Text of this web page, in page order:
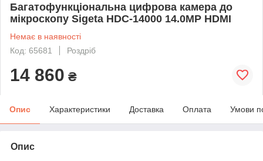
Багатофункціональна цифрова камера до
мікроскопу Sigeta HDC-14000 14.0MP HDMI
Немає в наявності
Код: 65681
Роздріб
14 860 ₴
Опис Характеристики Доставка Оплата Умови
Опис